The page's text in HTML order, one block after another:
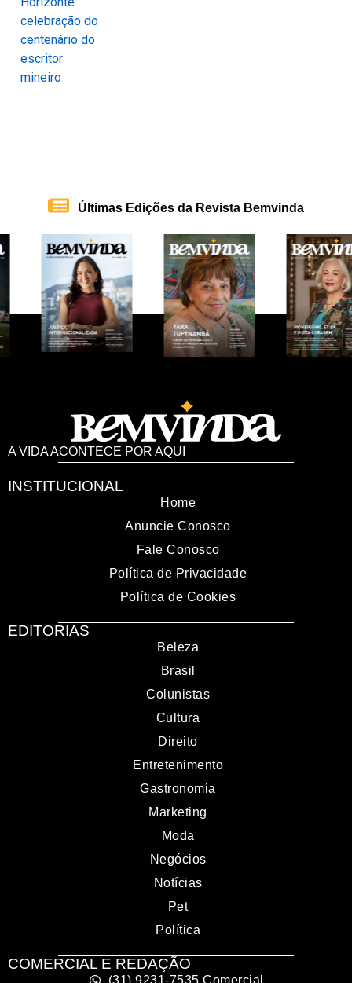
Últimas Edições da Revista Bemvinda
A VIDA ACONTECE POR AQUI
INSTITUCIONAL
Home
Anuncie Conosco
Fale Conosco
Política de Privacidade
Política de Cookies
EDITORIAS
Beleza
Brasil
Colunistas
Cultura
Direito
Entretenimento
Gastronomia
Marketing
Moda
Negócios
Notícias
Pet
Política
COMERCIAL E REDAÇÃO
(31) 9231-7535 Comercial